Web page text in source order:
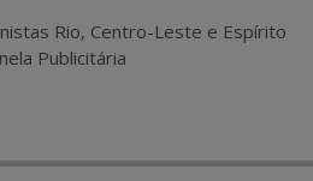
Rio, Centro-Leste e Espírito
Publicitária